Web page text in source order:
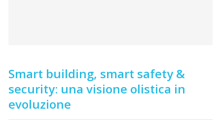
Smart building, smart safety &
security: una visione olistica in
evoluzione